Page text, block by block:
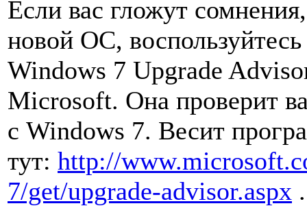
Если вас гложут
новой ОС,
Windows 7 Upgrade
Microsoft. Она проверит
с Windows 7. Весит
тут: http://
7/get/upgrade-advisor.aspx .